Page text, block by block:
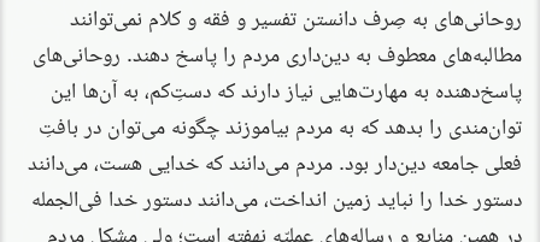
روحانی‌های به صِرف دانستن تفسیر و فقه و کلام نمی‌توانند
مطالبه‌های معطوف به دین‌داری مردم را پاسخ دهند. روحانی‌های
پاسخ‌دهنده به مهارت‌هایی نیاز دارند که دستِ‌کم، به آن‌ها این
توان‌مندی را بدهد که به مردم بیاموزند چگونه می‌توان در بافتِ
فعلی جامعه دین‌دار بود. مردم می‌دانند که خدایی هست، می‌دانند
دستور خدا را نباید زمین انداخت، می‌دانند دستور خدا فی‌الجمله
در همین منابع و رساله‌های عملیّه نهفته است؛ ولی مشکل مردم